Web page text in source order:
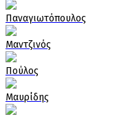
Παναγιωτόπουλος
Μαντζινός
Πούλος
Μαυρίδης